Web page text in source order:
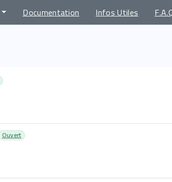
Documentation Infos Utiles
Ouvert